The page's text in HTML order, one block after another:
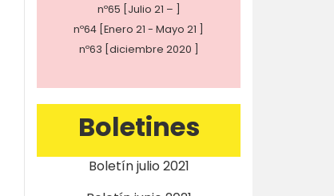
nº65 [Julio 21 – ]
nº64 [Enero 21 - Mayo 21 ]
nº63 [diciembre 2020 ]
Boletines
Boletín julio 2021